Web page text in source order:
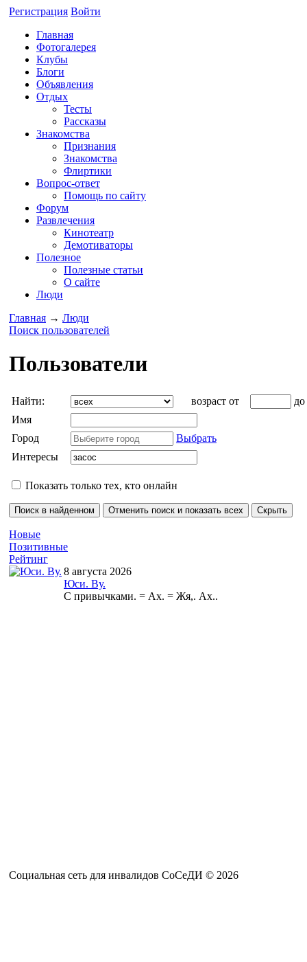
Регистрация Войти
Главная
Фотогалерея
Клубы
Блоги
Объявления
Отдых
Тесты
Рассказы
Знакомства
Признания
Знакомства
Флиртики
Вопрос-ответ
Помощь по сайту
Форум
Развлечения
Кинотеатр
Демотиваторы
Полезное
Полезные статьи
О сайте
Люди
Главная → Люди
Поиск пользователей
Пользователи
Найти: возраст от
до
Имя
Город
Выбрать
Интересы
Показать только тех, кто онлайн
Новые
Позитивные
Рейтинг
8 августа 2026
Юси. Ву.
С привычками. = Ах. = Жя,. Ах..
Социальная сеть для инвалидов СоСеДИ © 2026